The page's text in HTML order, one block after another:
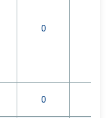
0
0